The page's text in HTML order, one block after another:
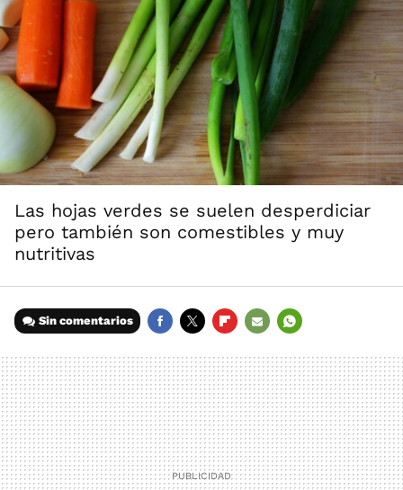
Las hojas verdes se suelen desperdiciar
pero también son comestibles y muy
nutritivas
Sin comentarios
MAIL